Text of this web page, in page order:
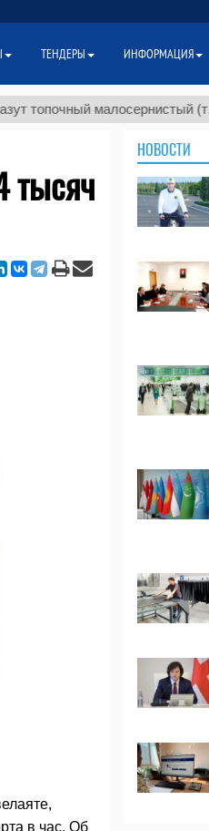
малосернистый (т.) $300
тысяч
в час. Об
НОВОСТИ
ТЕНДЕРЫ ИНФОРМАЦИЯ